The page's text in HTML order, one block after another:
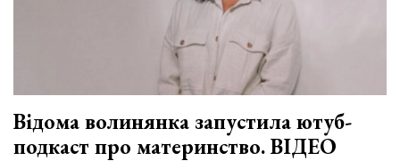
Відома волинянка запустила ютуб-
подкаст про материнство. ВІДЕО